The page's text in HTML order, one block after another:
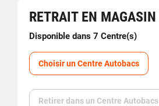
RETRAIT EN MAGASIN
Disponible dans 7 Centre(s)
Choisir un Centre Autobacs
Retirer dans un Centre Autobacs